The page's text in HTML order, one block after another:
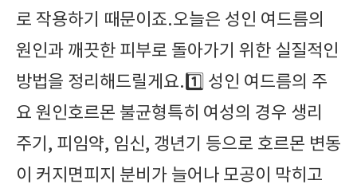
로 작용하기 때문이죠.오늘은 성인 여드름의
원인과 깨끗한 피부로 돌아가기 위한 실질적인
방법을 정리해드릴게요.1️⃣ 성인 여드름의 주
요 원인호르몬 불균형특히 여성의 경우 생리
주기, 피임약, 임신, 갱년기 등으로 호르몬 변동
이 커지면피지 분비가 늘어나 모공이 막히고